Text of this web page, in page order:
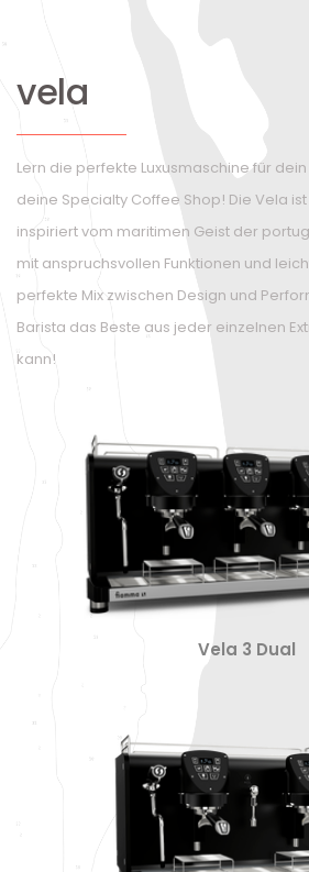
vela
Lern die perfekte Luxusmaschine für
deine Specialty Coffee Shop! Die Vela
inspiriert vom maritimen Geist der
mit anspruchsvollen Funktionen und
perfekte Mix zwischen Design und
Barista das Beste aus jeder einzelnen
kann!
Vela 3 Dual